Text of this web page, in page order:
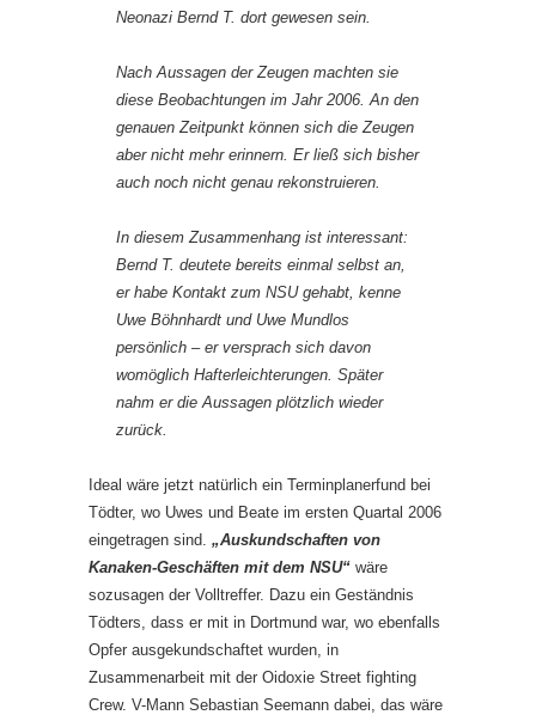
Neonazi Bernd T. dort gewesen sein.
Nach Aussagen der Zeugen machten sie
diese Beobachtungen im Jahr 2006. An den
genauen Zeitpunkt können sich die Zeugen
aber nicht mehr erinnern. Er ließ sich bisher
auch noch nicht genau rekonstruieren.
In diesem Zusammenhang ist interessant:
Bernd T. deutete bereits einmal selbst an,
er habe Kontakt zum NSU gehabt, kenne
Uwe Böhnhardt und Uwe Mundlos
persönlich – er versprach sich davon
womöglich Hafterleichterungen. Später
nahm er die Aussagen plötzlich wieder
zurück.
Ideal wäre jetzt natürlich ein Terminplanerfund bei
Tödter, wo Uwes und Beate im ersten Quartal 2006
eingetragen sind. „Auskundschaften von
Kanaken-Geschäften mit dem NSU“ wäre
sozusagen der Volltreffer. Dazu ein Geständnis
Tödters, dass er mit in Dortmund war, wo ebenfalls
Opfer ausgekundschaftet wurden, in
Zusammenarbeit mit der Oidoxie Street fighting
Crew. V-Mann Sebastian Seemann dabei, das wäre